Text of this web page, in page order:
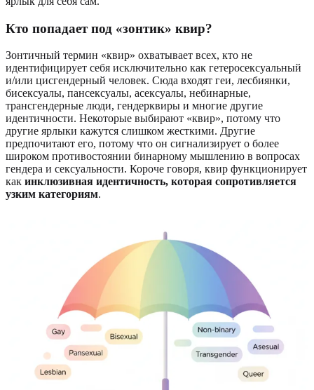
Кто попадает под «зонтик» квир?
Зонтичный термин «квир» охватывает всех, кто не
идентифицирует себя исключительно как гетеросексуальный
и/или цисгендерный человек. Сюда входят геи, лесбиянки,
бисексуалы, пансексуалы, асексуалы, небинарные,
трансгендерные люди, гендерквиры и многие другие
идентичности. Некоторые выбирают «квир», потому что
другие ярлыки кажутся слишком жесткими. Другие
предпочитают его, потому что он сигнализирует о более
широком противостоянии бинарному мышлению в вопросах
гендера и сексуальности. Короче говоря, квир функционирует
как инклюзивная идентичность, которая сопротивляется
узким категориям.